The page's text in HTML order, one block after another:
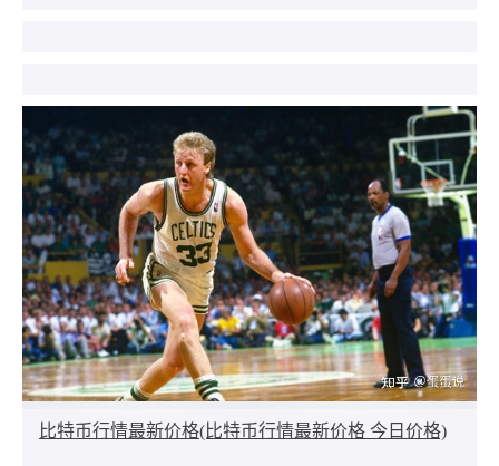
比特币行情最新价格(比特币行情最新价格 今日价格)